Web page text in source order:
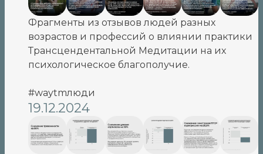
Фрагменты из отзывов людей разных
возрастов и профессий о влиянии практики
Трансцендентальной Медитации на их
психологическое благополучие.
#waytmлюди
19.12.2024